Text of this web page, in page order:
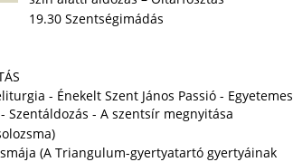
19.30 Szentségimádás
- Énekelt Szent János Passió - Egyetemes
Szentáldozás - A szentsír megnyitása
(A Triangulum-gyertyatartó gyertyáinak